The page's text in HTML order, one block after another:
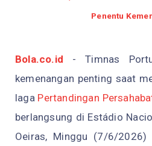
Penentu
Bola.co.id - Timnas
kemenangan penting saat
laga Pertandingan
berlangsung di Estádio
Oeiras, Minggu (7/6/